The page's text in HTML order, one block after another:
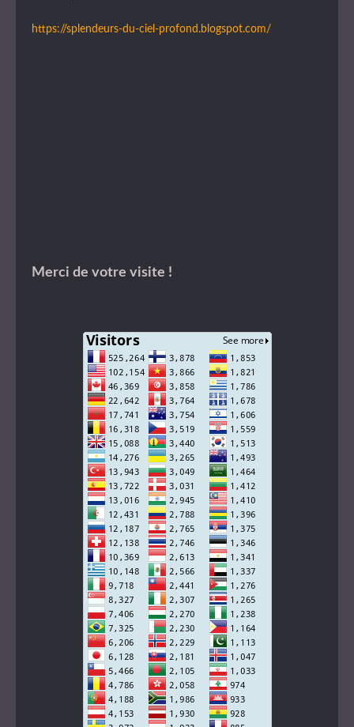
https://splendeurs-du-ciel-profond.blogspot.com/
Merci de votre visite !